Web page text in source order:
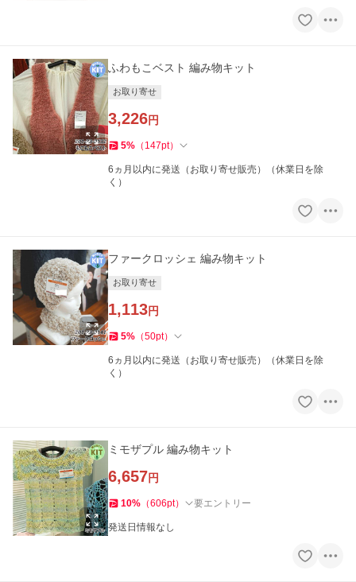
ふわもこベスト 編み物キット
お取り寄せ
3,226円
5% （ 147pt）
6ヵ月以内に発送（お取り寄せ販売）（休業日を除
く）
ファークロッシェ 編み物キット
お取り寄せ
1,113円
5% （50pt）
6ヵ月以内に発送（お取り寄せ販売）（休業日を除
く）
ミモザプル 編み物キット
6,657円
10% （606pt） 要エントリー
発送日情報なし